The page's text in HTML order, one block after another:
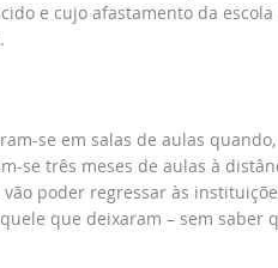
e cujo afastamento da
se em salas de aulas
se três meses de aulas à
poder regressar às
que deixaram – sem saber